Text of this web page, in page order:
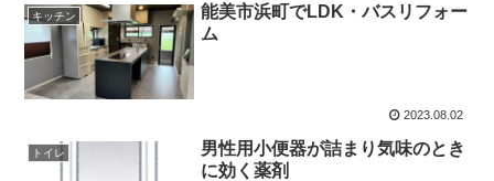
キッチン
能美市浜町でLDK・バスリフォー
ム
2023.08.02
トイレ
男性用小便器が詰まり気味のとき
に効く薬剤